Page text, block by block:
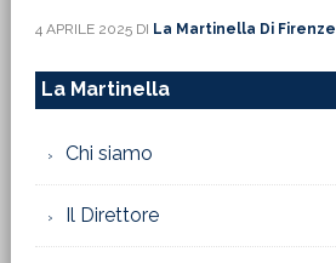
4 APRILE 2025DI La Martinella Di Firenze
La Martinella
Chi siamo
Il Direttore